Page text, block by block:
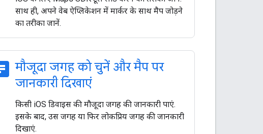
साथ ही, अपने वेब ऐप्लिकेशन में मार्कर के साथ मैप जोड़ने
का तरीका जानें.
मौजूदा जगह को चुनें और मैप पर
जानकारी दिखाएं
किसी iOS डिवाइस की मौजूदा जगह की जानकारी पाएं.
इसके बाद, उस जगह या फिर लोकप्रिय जगह की जानकारी
दिखाएं.